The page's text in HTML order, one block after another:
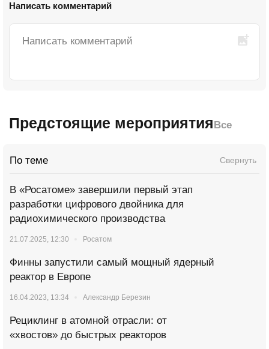
Написать комментарий
Предстоящие мероприятияВсе
По теме Свернуть
В «Росатоме» завершили первый этап
разработки цифрового двойника для
радиохимического производства
21.07.2025, 12:30 Росатом
Финны запустили самый мощный ядерный
реактор в Европе
16.04.2023, 13:34 Александр Березин
Рециклинг в атомной отрасли: от
«хвостов» до быстрых реакторов